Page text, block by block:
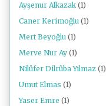
Ayşenur Alkazak (1)
Caner Kerimoğlu (1)
Mert Beyoğlu (1)
Merve Nur Ay (1)
Nilüfer Dilrûba Yılmaz (1)
Umut Elmas (1)
Yaser Emre (1)